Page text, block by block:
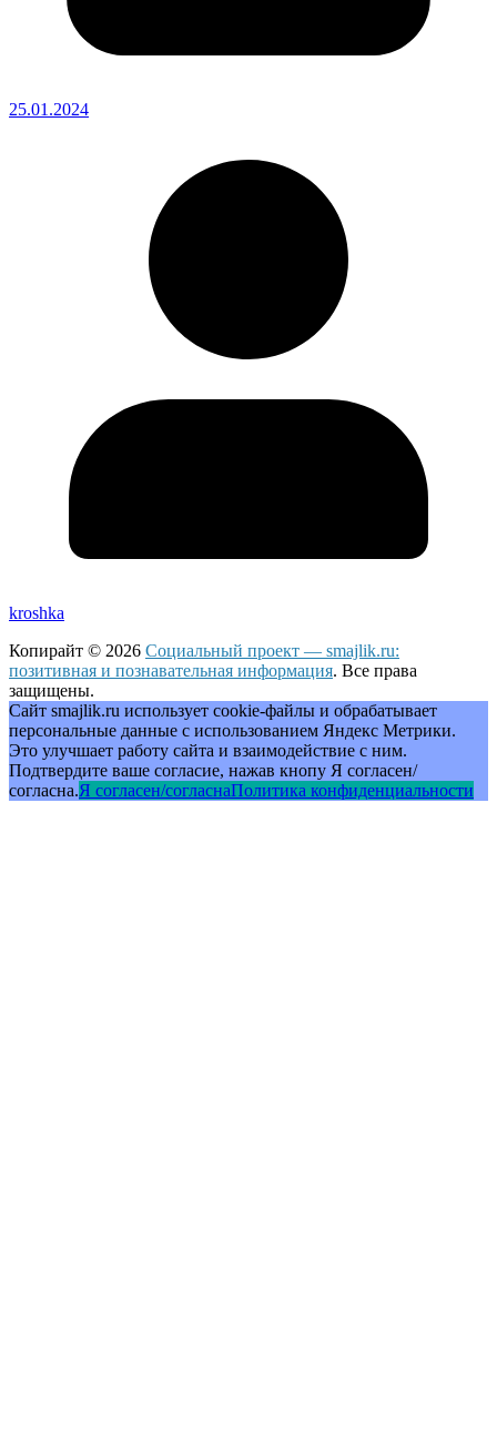
25.01.2024
kroshka
Копирайт © 2026 Социальный проект — smajlik.ru:
позитивная и познавательная информация. Все права
защищены.
Сайт smajlik.ru использует cookie-файлы и обрабатывает
персональные данные с использованием Яндекс Метрики.
Это улучшает работу сайта и взаимодействие с ним.
Подтвердите ваше согласие, нажав кнопу Я согласен/
согласна.Я согласен/согласнаПолитика конфиденциальности